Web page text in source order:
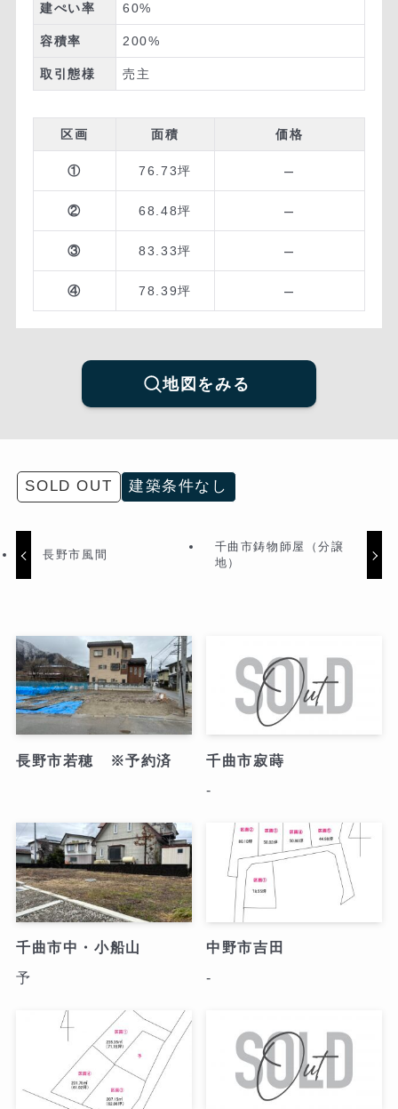
建ぺい率 60%
容積率 200%
取引態様 売主
区画 面積 価格
① 76.73坪 –
② 68.48坪 –
③ 83.33坪 –
④ 78.39坪 –
地図をみる
SOLD OUT 建築条件なし
長野市風間
千曲市鋳物師屋（分譲
地）
長野市若穂 ※予約済
千曲市寂蒔
-
千曲市中・小船山
予
中野市吉田
-